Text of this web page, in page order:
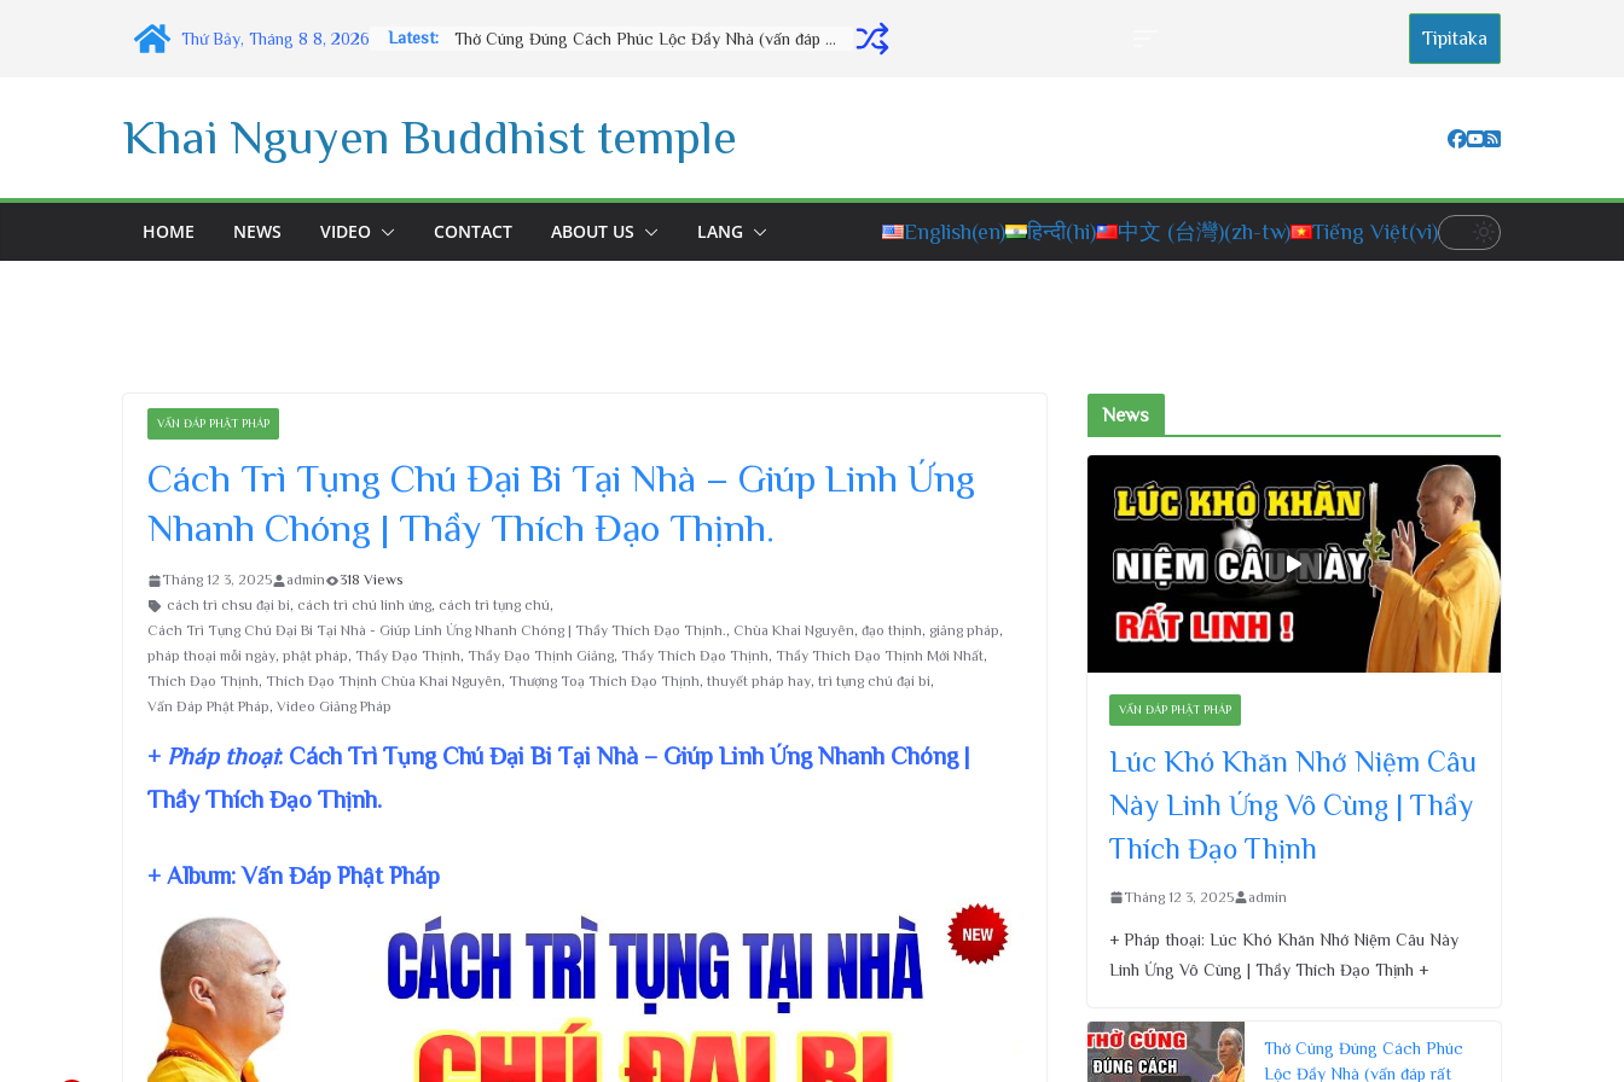
Thứ Bảy, Tháng 8 8, 2026 Latest: Thờ Cúng Đúng Cách Phúc Lộc Đầy Nhà (vấn đáp rất hay) – Thầy Thích Đạo Thịnh Tipitaka
Khai Nguyen Buddhist temple
HOME NEWS VIDEO CONTACT ABOUT US LANG English(en) हिन्दी(hi) 中文 (台灣)(zh-tw) Tiếng Việt(vi)
VẤN ĐÁP PHẬT PHÁP
Cách Trì Tụng Chú Đại Bi Tại Nhà – Giúp Linh Ứng
Nhanh Chóng | Thầy Thích Đạo Thịnh.
Tháng 12 3, 2025 admin
318 Views
cách trì chsu đại bi, cách trì chú linh ứng, cách trì tụng chú,
Cách Trì Tụng Chú Đại Bi Tại Nhà - Giúp Linh Ứng Nhanh Chóng | Thầy Thích Đạo Thịnh., Chùa Khai Nguyên, đạo thịnh, giảng pháp,
pháp thoại mỗi ngày, phật pháp, Thầy Đạo Thịnh, Thầy Đạo Thịnh Giảng, Thầy Thích Đạo Thịnh, Thầy Thích Đạo Thịnh Mới Nhất,
Thích Đạo Thịnh, Thích Đạo Thịnh Chùa Khai Nguyên, Thượng Toạ Thích Đạo Thịnh, thuyết pháp hay, trì tụng chú đại bi,
Vấn Đáp Phật Pháp, Video Giảng Pháp
+ Pháp thoại: Cách Trì Tụng Chú Đại Bi Tại Nhà – Giúp Linh Ứng Nhanh Chóng |
Thầy Thích Đạo Thịnh.
+ Album: Vấn Đáp Phật Pháp
News
VẤN ĐÁP PHẬT PHÁP
Lúc Khó Khăn Nhớ Niệm Câu
Này Linh Ứng Vô Cùng | Thầy
Thích Đạo Thịnh
Tháng 12 3, 2025 admin
+ Pháp thoại: Lúc Khó Khăn Nhớ Niệm Câu Này
Linh Ứng Vô Cùng | Thầy Thích Đạo Thịnh +
Thờ Cúng Đúng Cách Phúc
Lộc Đầy Nhà (vấn đáp rất